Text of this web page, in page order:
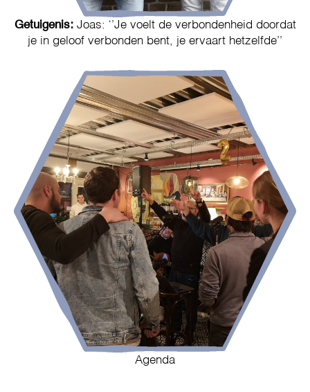
Getuigenis: Joas: ‘’Je voelt de verbondenheid doordat
je in geloof verbonden bent, je ervaart hetzelfde’’
Agenda